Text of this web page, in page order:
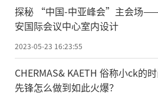
探秘 “中国-中亚峰会”主会场
安国际会议中心室内设计
2023-05-23 16:23:55
CHERMAS& KAETH 俗称小ck的
先锋怎么做到如此火爆？